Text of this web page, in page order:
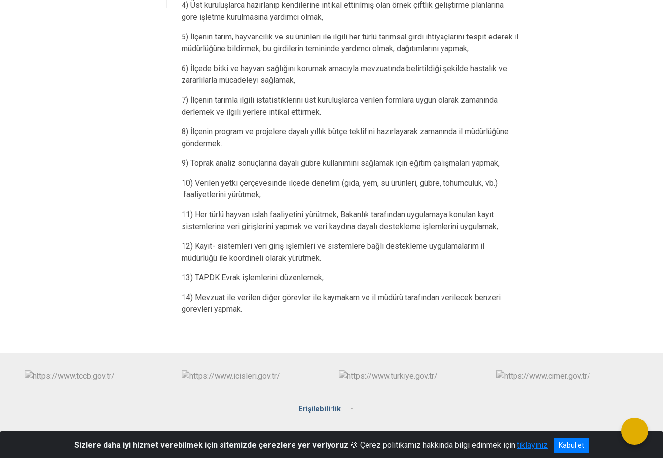
Beyağaç
Buldan
Tavas
4) Üst kuruluşlarca hazırlanıp kendilerine intikal ettirilmiş olan örnek çiftlik geliştirme planlarına
göre işletme kurulmasına yardımcı olmak,
5) İlçenin tarım, hayvancılık ve su ürünleri ile ilgili her türlü tarımsal girdi ihtiyaçlarını tespit ederek il
müdürlüğüne bildirmek, bu girdilerin temininde yardımcı olmak, dağıtımlarını yapmak,
6) İlçede bitki ve hayvan sağlığını korumak amacıyla mevzuatında belirtildiği şekilde hastalık ve
zararlılarla mücadeleyi sağlamak,
7) İlçenin tarımla ilgili istatistiklerini üst kuruluşlarca verilen formlara uygun olarak zamanında
derlemek ve ilgili yerlere intikal ettirmek,
8) İlçenin program ve projelere dayalı yıllık bütçe teklifini hazırlayarak zamanında il müdürlüğüne
göndermek,
9) Toprak analiz sonuçlarına dayalı gübre kullanımını sağlamak için eğitim çalışmaları yapmak,
10) Verilen yetki çerçevesinde ilçede denetim (gıda, yem, su ürünleri, gübre, tohumculuk, vb.)
faaliyetlerini yürütmek,
11) Her türlü hayvan ıslah faaliyetini yürütmek, Bakanlık tarafından uygulamaya konulan kayıt
sistemlerine veri girişlerini yapmak ve veri kaydına dayalı destekleme işlemlerini uygulamak,
12) Kayıt- sistemleri veri giriş işlemleri ve sistemlere bağlı destekleme uygulamalarım il
müdürlüğü ile koordineli olarak yürütmek.
13) TAPDK Evrak işlemlerini düzenlemek,
14) Mevzuat ile verilen diğer görevler ile kaymakam ve il müdürü tarafından verilecek benzeri
görevleri yapmak.
Erişilebilirlik
Cumhuriyet Mahallesi Konak Caddesi No:72 BULDAN E-Mail: buldan@icisleri.gov.tr
Tel: 0 258 431 3001 Fax: 0 258 431 3210
Sizlere daha iyi hizmet verebilmek için sitemizde çerezlere yer veriyoruz 🍪 Çerez politikamız hakkında bilgi edinmek için tıklayınız Kabul et